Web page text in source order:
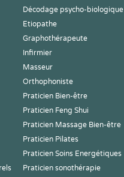
Décodage psycho-biologique
Etiopathe
Graphothérapeute
Infirmier
Masseur
Orthophoniste
Praticien Bien-être
Praticien Feng Shui
Praticien Massage Bien-être
Praticien Pilates
Praticien Soins Energétiques
Praticien sonothérapie